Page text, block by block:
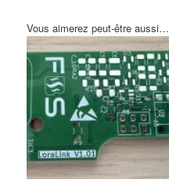
Vous aimerez peut-être aussi…